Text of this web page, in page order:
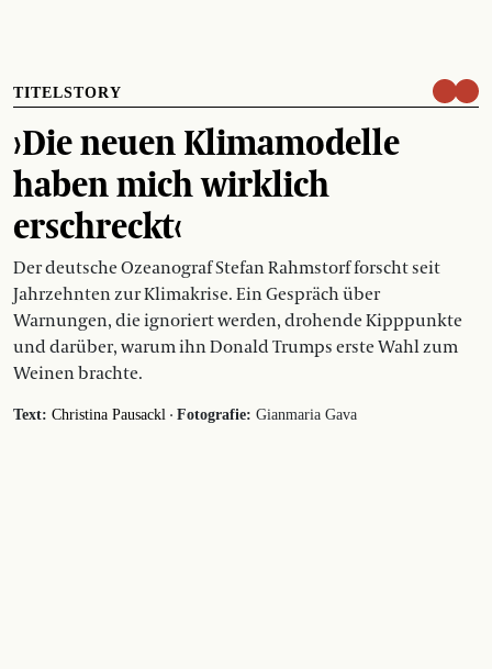
TITELSTORY
›Die neuen Klimamodelle
haben mich wirklich
erschreckt‹
Der deutsche Ozeanograf Stefan Rahmstorf forscht seit
Jahrzehnten zur Klimakrise. Ein Gespräch über
Warnungen, die ignoriert werden, drohende Kipppunkte
und darüber, warum ihn Donald Trumps erste Wahl zum
Weinen brachte.
Text: Christina Pausackl · Fotografie: Gianmaria Gava